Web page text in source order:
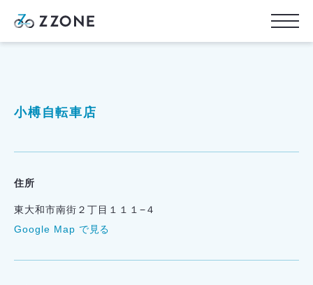
小榑自転車店
住所
東大和市南街２丁目１１１−４
Google Map で見る